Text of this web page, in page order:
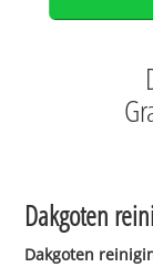
Dakgoten
Dakgoten